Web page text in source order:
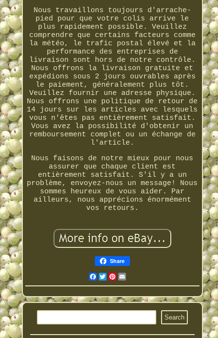
Nous travaillons toujours d'arrache-
pied pour que votre colis arrive le
plus rapidement possible. Veuillez
comprendre que certains facteurs comme
la météo, le trafic postal élevé et la
performance des entreprises de
livraison sont hors de notre contrôle.
Nous offrons la livraison gratuite et
expédions sous 2 jours ouvrables après
le paiement, généralement plus tôt.
Veuillez fournir une adresse physique.
Nous offrons une politique de retour de
14 jours sur les articles avec lesquels
vous n'êtes pas entièrement satisfait.
Vous avez la possibilité d'obtenir un
remboursement complet ou un échange de
l'article.
Nous faisons de notre mieux pour nous
assurer que chaque client est
entièrement satisfait. S'il y a un
problème, envoyez-nous un message! Nous
sommes heureux de vous aider. Par
ailleurs, nous apprécions énormément
vos retours.
Share
Facebook
Twitter
Pinterest